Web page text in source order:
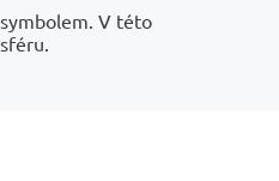
V této